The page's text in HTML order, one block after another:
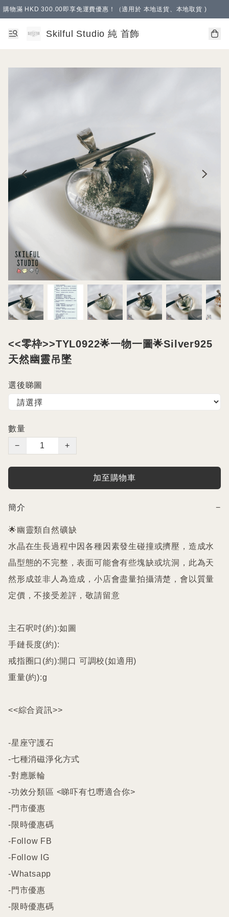
購物滿 HKD 300.00即享免運費優惠！（適用於 本地送貨、本地取貨 )
Skilful Studio 純 首飾
<<零枠>>TYL0922🌟一物一圖🌟Silver925
天然幽靈吊墜
選後睇圖
數量
−
+
加至購物車
簡介 −
🌟幽靈類自然礦缺
水晶在生長過程中因各種因素發生碰撞或擠壓，造成水
晶型態的不完整，表面可能會有些塊缺或坑洞，此為天
然形成並非人為造成，小店會盡量拍攝清楚，會以質量
定價，不接受差評，敬請留意
主石呎吋(約):如圖
手鏈長度(約):
戒指圈口(約):開口 可調校(如適用)
重量(約):g
<<綜合資訊>>
-星座守護石
-七種消磁淨化方式
-對應脈輪
-功效分類區 <睇吓有乜嘢適合你>
-門市優惠
-限時優惠碼
-Follow FB
-Follow IG
-Whatsapp
-門市優惠
-限時優惠碼